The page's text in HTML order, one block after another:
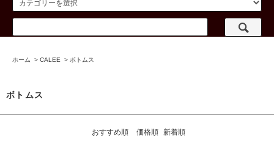
ホーム > CALEE > ボトムス
ボトムス
おすすめ順 価格順 新着順